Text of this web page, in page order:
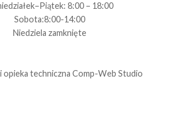
8:00 – 18:00
Sobota:8:00-14:00
Niedziela zamknięte
opieka techniczna Comp-Web Studio